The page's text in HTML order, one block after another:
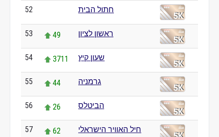
52 חתול הבית
53 49 ראשון לציון
54 3711 שעון קיץ
55 44 גרמניה
56 26 הביטלס
57 62 חיל האוויר הישראלי